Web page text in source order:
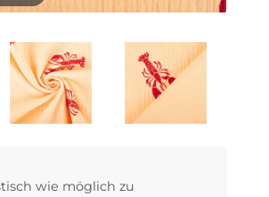
wie möglich zu